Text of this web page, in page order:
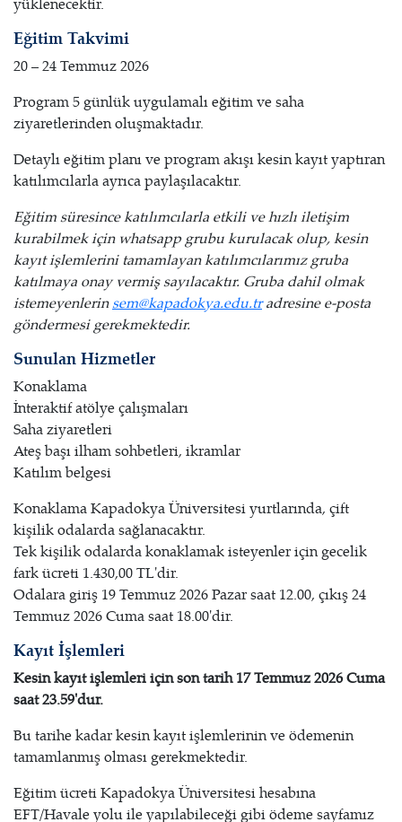
Eğitim Takvimi
20 – 24 Temmuz 2026
Program 5 günlük uygulamalı eğitim ve saha
ziyaretlerinden oluşmaktadır.
Detaylı eğitim planı ve program akışı kesin kayıt yaptıran
katılımcılarla ayrıca paylaşılacaktır.
Eğitim süresince katılımcılarla etkili ve hızlı iletişim
kurabilmek için whatsapp grubu kurulacak olup, kesin
kayıt işlemlerini tamamlayan katılımcılarımız gruba
katılmaya onay vermiş sayılacaktır. Gruba dahil olmak
istemeyenlerinsem@kapadokya.edu.tradresine e-posta
göndermesi gerekmektedir.
Sunulan Hizmetler
Konaklama
İnteraktif atölye çalışmaları
Saha ziyaretleri
Ateş başı ilham sohbetleri, ikramlar
Katılım belgesi
Konaklama Kapadokya Üniversitesi yurtlarında, çift
kişilik odalarda sağlanacaktır.
Tek kişilik odalarda konaklamak isteyenler için gecelik
fark ücreti 1.430,00 TL'dir.
Odalara giriş 19 Temmuz 2026 Pazar saat 12.00, çıkış 24
Temmuz 2026 Cuma saat 18.00'dir.
Kayıt İşlemleri
Kesin kayıt işlemleri için son tarih 17 Temmuz 2026 Cuma
saat 23.59'dur.
Bu tarihe kadar kesin kayıt işlemlerinin ve ödemenin
tamamlanmış olması gerekmektedir.
Eğitim ücreti Kapadokya Üniversitesi hesabına
EFT/Havale yolu ile yapılabileceği gibi ödeme sayfamız